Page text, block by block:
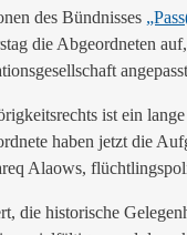
des Bündnisses
die Abgeordneten
ist ein
haben jetzt die
Alaows,
die historische